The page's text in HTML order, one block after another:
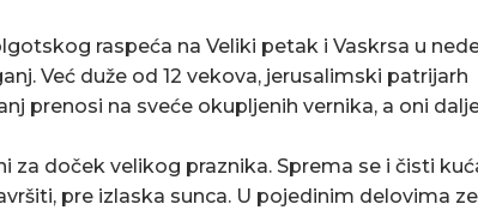
raspeća na Veliki petak i Vaskrsa u
Već duže od 12 vekova, jerusalimski patrijarh
prenosi na sveće okupljenih vernika, a oni
za doček velikog praznika. Sprema se i čisti
pre izlaska sunca. U pojedinim delovima